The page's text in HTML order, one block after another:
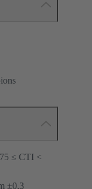
≤ CTI <
±0,3